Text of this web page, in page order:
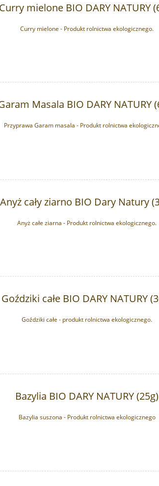
Curry mielone BIO DARY NATURY
Curry mielone - Produkt rolnictwa ekologicznego.
Masala BIO DARY NATURY
Przyprawa Garam masala - Produkt rolnictwa
Anyż cały ziarno BIO Dary Natury
Anyż całe ziarna - Produkt rolnictwa ekologicznego.
Goździki całe BIO DARY NATURY
Goździki całe - produkt rolnictwa ekologicznego.
Bazylia BIO DARY NATURY (25g)
Bazylia suszona - Produkt rolnictwa ekologicznego